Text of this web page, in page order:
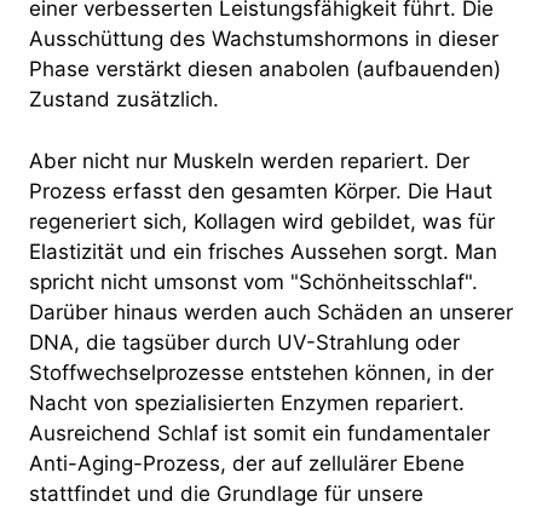
einer verbesserten Leistungsfähigkeit führt. Die
Ausschüttung des Wachstumshormons in dieser
Phase verstärkt diesen anabolen (aufbauenden)
Zustand zusätzlich.
Aber nicht nur Muskeln werden repariert. Der
Prozess erfasst den gesamten Körper. Die Haut
regeneriert sich, Kollagen wird gebildet, was für
Elastizität und ein frisches Aussehen sorgt. Man
spricht nicht umsonst vom "Schönheitsschlaf".
Darüber hinaus werden auch Schäden an unserer
DNA, die tagsüber durch UV-Strahlung oder
Stoffwechselprozesse entstehen können, in der
Nacht von spezialisierten Enzymen repariert.
Ausreichend Schlaf ist somit ein fundamentaler
Anti-Aging-Prozess, der auf zellulärer Ebene
stattfindet und die Grundlage für unsere